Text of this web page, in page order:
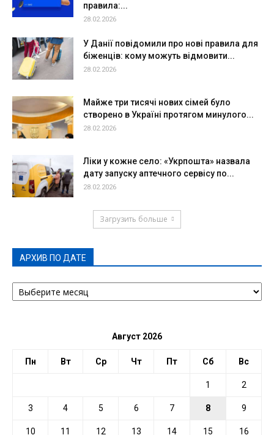
правила:...
28.02.2026
У Данії повідомили про нові правила для
біженців: кому можуть відмовити...
28.02.2026
Майже три тисячі нових сімей було
створено в Україні протягом минулого...
28.02.2026
Ліки у кожне село: «Укрпошта» назвала
дату запуску аптечного сервісу по...
28.02.2026
Загрузить больше
АРХИВ ПО ДАТЕ
АРХИВ
ПО
Август 2026
Пн Вт Ср Чт Пт Сб Вс
1 2
3 4 5 6 7 8 9
10 11 12 13 14 15 16